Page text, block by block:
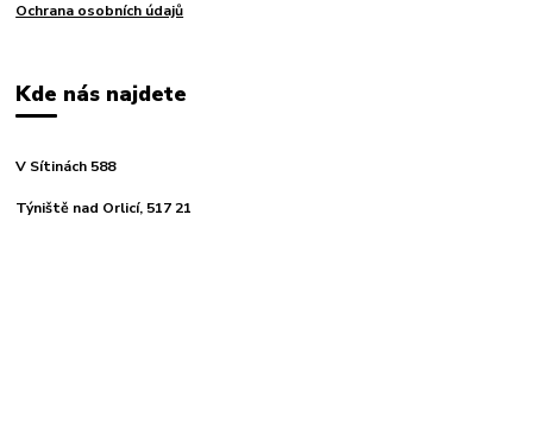
Ochrana osobních údajů
Kde nás najdete
V Sítinách 588
Týniště nad Orlicí, 517 21